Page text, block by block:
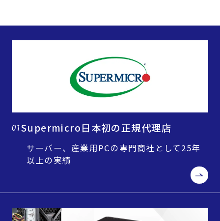
01Supermicro日本初の正規代理店
サーバー、産業用PCの専門商社として25年
以上の実績